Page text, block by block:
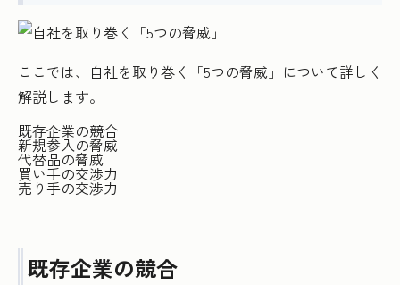
ここでは、自社を取り巻く「5つの脅威」について詳しく
解説します。
既存企業の競合
新規参入の脅威
代替品の脅威
買い手の交渉力
売り手の交渉力
既存企業の競合